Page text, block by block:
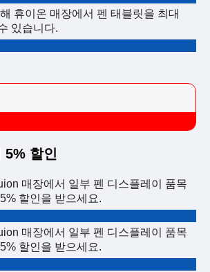
휴이온 매장에서 펜 태블릿을 최대
있습니다.
5% 할인
매장에서 일부 펜 디스플레이 품목
할인을 받으세요.
매장에서 일부 펜 디스플레이 품목
할인을 받으세요.